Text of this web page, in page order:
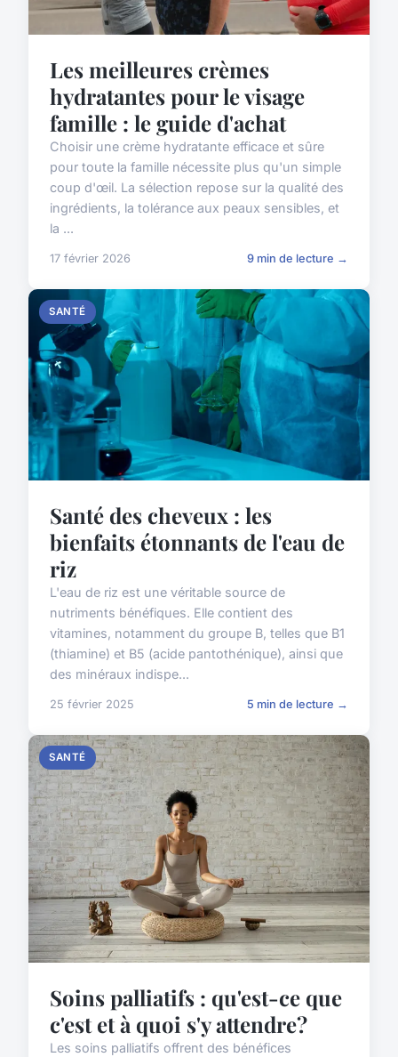
Les meilleures crèmes
hydratantes pour le visage
famille : le guide d'achat
Choisir une crème hydratante efficace et sûre
pour toute la famille nécessite plus qu'un simple
coup d'œil. La sélection repose sur la qualité des
ingrédients, la tolérance aux peaux sensibles, et
la ...
17 février 2026 9 min de lecture →
SANTÉ
Santé des cheveux : les
bienfaits étonnants de l'eau de
riz
L'eau de riz est une véritable source de
nutriments bénéfiques. Elle contient des
vitamines, notamment du groupe B, telles que B1
(thiamine) et B5 (acide pantothénique), ainsi que
des minéraux indispe...
25 février 2025 5 min de lecture →
SANTÉ
Soins palliatifs : qu'est-ce que
c'est et à quoi s'y attendre?
Les soins palliatifs offrent des bénéfices